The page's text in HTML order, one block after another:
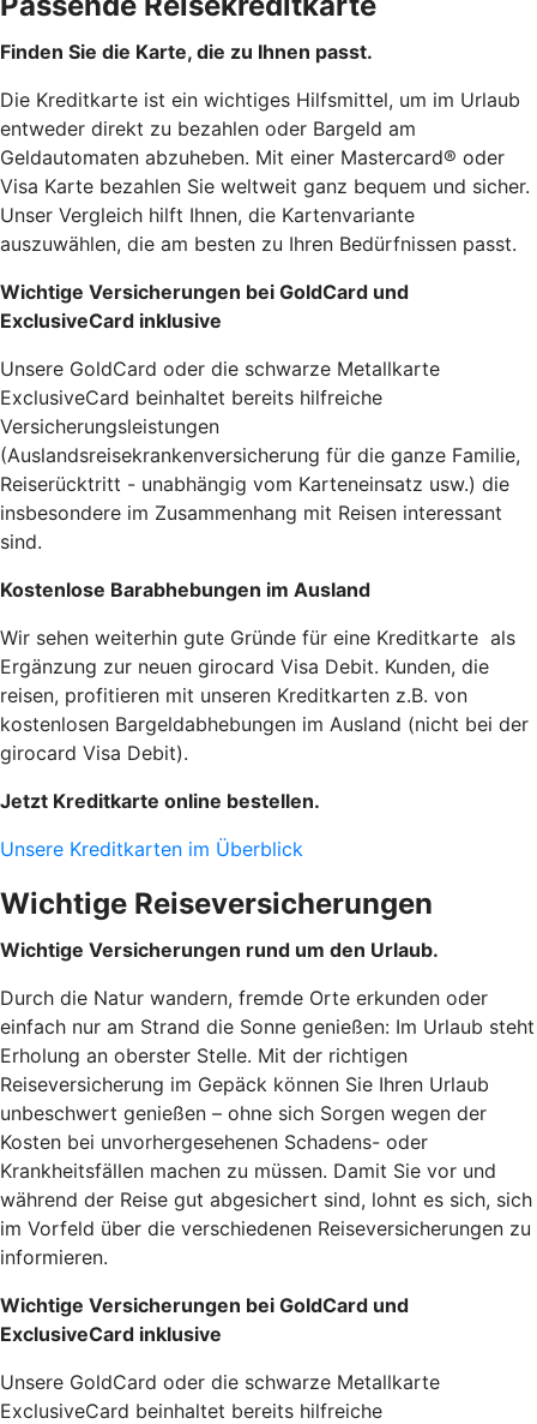
Finden Sie die Karte, die zu Ihnen passt.
Die Kreditkarte ist ein wichtiges Hilfsmittel, um im Urlaub
entweder direkt zu bezahlen oder Bargeld am
Geldautomaten abzuheben. Mit einer Mastercard® oder
Visa Karte bezahlen Sie weltweit ganz bequem und sicher.
Unser Vergleich hilft Ihnen, die Kartenvariante
auszuwählen, die am besten zu Ihren Bedürfnissen passt.
Wichtige Versicherungen bei GoldCard und
ExclusiveCard inklusive
Unsere GoldCard oder die schwarze Metallkarte
ExclusiveCard beinhaltet bereits hilfreiche
Versicherungsleistungen
(Auslandsreisekrankenversicherung für die ganze Familie,
Reiserücktritt - unabhängig vom Karteneinsatz usw.) die
insbesondere im Zusammenhang mit Reisen interessant
sind.
Kostenlose Barabhebungen im Ausland
Wir sehen weiterhin gute Gründe für eine Kreditkarte als
Ergänzung zur neuen girocard Visa Debit. Kunden, die
reisen, profitieren mit unseren Kreditkarten z.B. von
kostenlosen Bargeldabhebungen im Ausland (nicht bei der
girocard Visa Debit).
Jetzt Kreditkarte online bestellen.
Unsere Kreditkarten im Überblick
Wichtige Reiseversicherungen
Wichtige Versicherungen rund um den Urlaub.
Durch die Natur wandern, fremde Orte erkunden oder
einfach nur am Strand die Sonne genießen: Im Urlaub steht
Erholung an oberster Stelle. Mit der richtigen
Reiseversicherung im Gepäck können Sie Ihren Urlaub
unbeschwert genießen – ohne sich Sorgen wegen der
Kosten bei unvorhergesehenen Schadens- oder
Krankheitsfällen machen zu müssen. Damit Sie vor und
während der Reise gut abgesichert sind, lohnt es sich, sich
im Vorfeld über die verschiedenen Reiseversicherungen zu
informieren.
Wichtige Versicherungen bei GoldCard und
ExclusiveCard inklusive
Unsere GoldCard oder die schwarze Metallkarte
ExclusiveCard beinhaltet bereits hilfreiche